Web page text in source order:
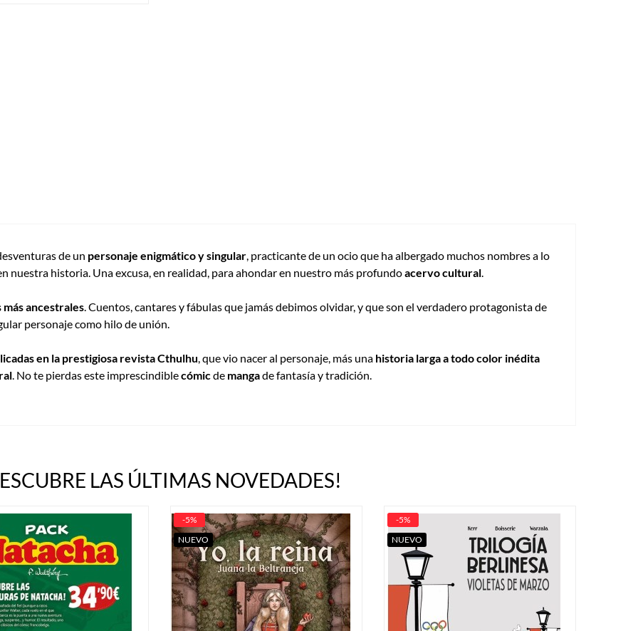
de un personaje enigmático y singular , practicante de un ocio que ha albergado muchos nombres a lo
nuestra historia. Una excusa, en realidad, para ahondar en nuestro más profundoacervo cultural
ancestrales . Cuentos, cantares y fábulas que jamás debimos olvidar, y que son el verdadero protagonista de
personaje como hilo de unión.
en la prestigiosa revista Cthulhu , que vio nacer al personaje, más una historia larga a todo color inédita
. No te pierdas este imprescindiblecómicde mangade fantasía y tradición.
LAS ÚLTIMAS NOVEDADES!
-5%
NUEVO
-5%
NUEVO